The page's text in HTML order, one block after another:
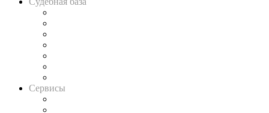
Сервисы